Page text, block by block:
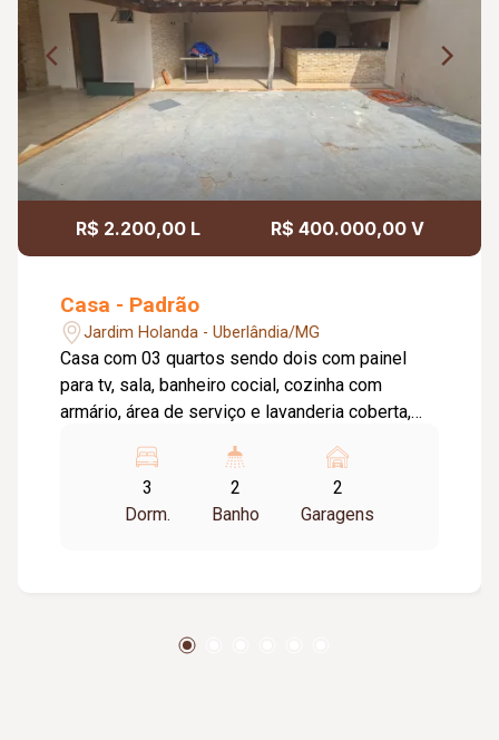
R$ 2.200,00 L R$ 400.000,00 V
Casa - Padrão
Jardim Holanda - Uberlândia/MG
Casa com 03 quartos sendo dois com painel
para tv, sala, banheiro cocial, cozinha com
armário, área de serviço e lavanderia coberta,
empregada, varanda com churrasqueira,
estacionamento para 02 Carros, piso cerâmico,
cerca elétrica, alarme, portão e porteiro
3
Dorm.
2
Banho
2
Garagens